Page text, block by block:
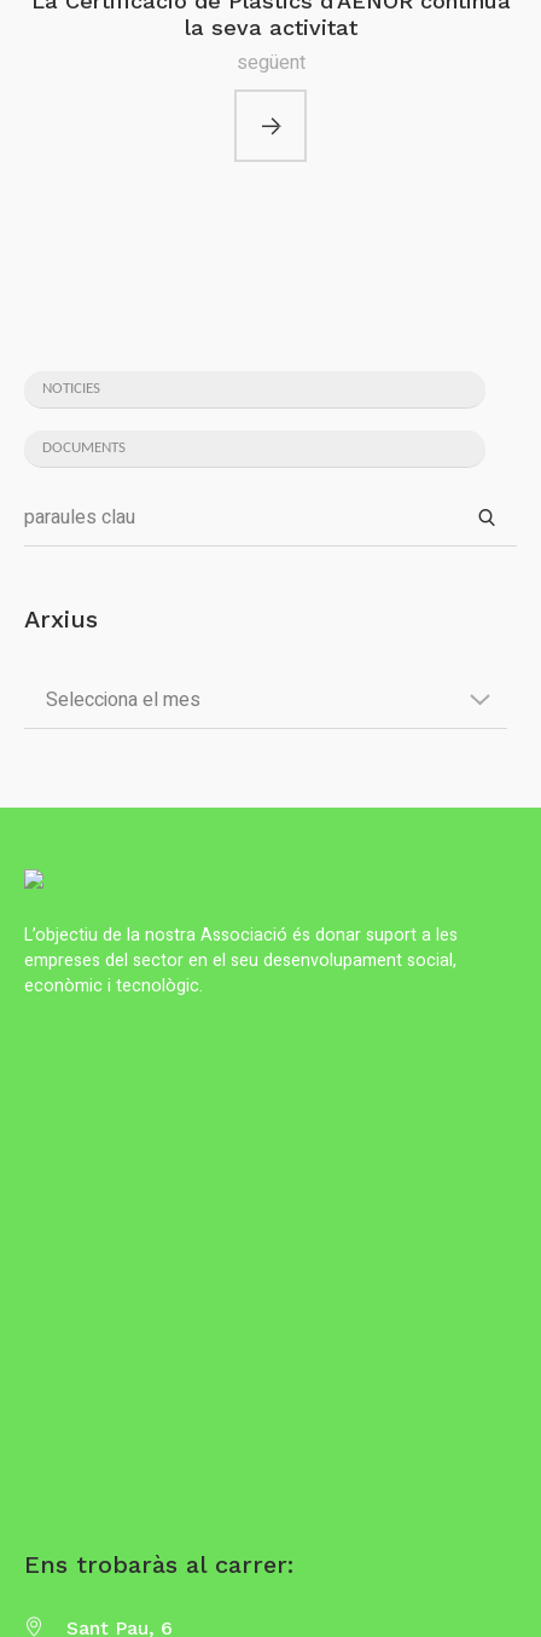
la seva activitat
següent
NOTICIES
DOCUMENTS
Arxius
L’objectiu de la nostra Associació és donar suport a les
empreses del sector en el seu desenvolupament social,
econòmic i tecnològic.
Ens trobaràs al carrer:
Sant Pau, 6